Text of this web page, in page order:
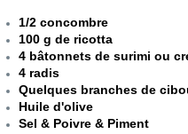
1/2 concombre
100 g de ricotta
4 bâtonnets de surimi ou
4 radis
Quelques branches de
Huile d'olive
Sel & Poivre & Piment